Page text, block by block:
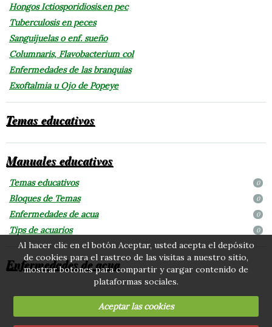
Hongos Ictiosporidiosis.en pec
Tuberculosis en peces
Sanguijuelas o enf. sueño
Columnaris, Flavobacterium col
Enfermedades de las branquias
Exoftalmia u Ojo de Popeye
Temas educativos
Manuales educativos
Temas educativos 0
Bloques de Temas 0
Enfermedades de acua 0
Tips de acuarios 0
Enfermedades de acua
Al hacer clic en el botón Aceptar, usted acepta el depósito
de cookies para el rastreo de las visitas a nuestro sitio,
mostrar botones para compartir y cargar contenido de
plataformas sociales.
Aceptar las cookies